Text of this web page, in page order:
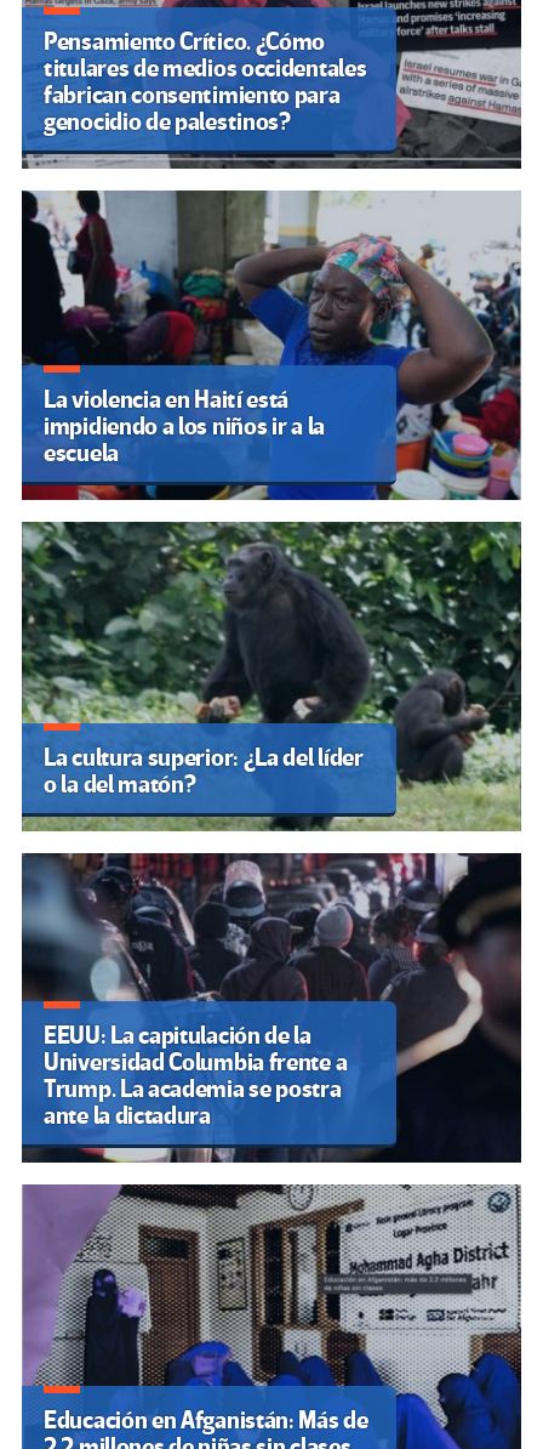
Pensamiento Crítico. ¿Cómo
titulares de medios occidentales
fabrican consentimiento para
genocidio de palestinos?
La violencia en Haití está
impidiendo a los niños ir a la
escuela
La cultura superior: ¿La del líder
o la del matón?
EEUU: La capitulación de la
Universidad Columbia frente a
Trump. La academia se postra
ante la dictadura
Educación en Afganistán: Más de